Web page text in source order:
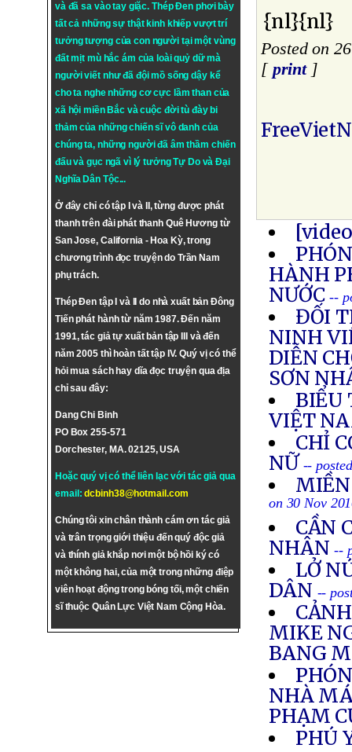
và đã sa vào tay giặc. Thép Đen phơi bày
tất cả những sự thật kinh khiếp vượt trí
tưởng tượng của con người tại một vùng
đất mịt mù hắc ám của loài quỷ dữ mà
người viết như đã đội mồ sống dậy kể
cho ta nghe những cơ cực lầm than của
xã hội miền Bắc và cuộc đời tù đày bi
thảm của những chiến sĩ vô danh của
chúng ta, những người đã âm thầm chiến
đấu và gục ngã vì lý tưởngTự DovàĐại
Nghĩa Dân Tộc...
Ở đây chỉ có tập I và II, từng được phát
thanh trên đài phát thanh Quê Hương từ
San Jose, California - Hoa Kỳ, trong
chương trình đọc truyện do Trần Nam
phụ trách.
Thép Đen tập I và II do nhà xuất bản Đông
Tiến phát hành từ năm 1987. Đến năm
1991, tác giả tự xuất bản tập III và đến
năm 2005 thì hoàn tất tập IV. Quý vị có thể
hỏi mua sách hay dĩa đọc truyện qua địa
chỉ sau đây:
Dang Chi Binh
PO Box 255-571
Dorchester, MA. 02125, USA
Hoặc quý vị có thể liên lạc với tác giả qua
email:dcbinh38@hotmail.com
Chúng tôi xin chân thành cám ơn tác giả
và trân trọng giới thiệu đến quý độc giả
và thính giả khắp nơi một bộ hồi ký có
một không hai, của một trong những điệp
viên hoạt động trong bóng tối, một chiến
sĩ thuộc Quân Lực Việt Nam Cộng Hòa.
{nl}{nl}
Posted on
[ print]
HÀNH
NƯỚC --
ĐỐI
NINH
DIỄN
SƠN
BIỂU
VIỆT
CHỈ
NỮ --
on 30 Nov
CẦN
NHÂN --
LỞ
DÂN --
MIKE
BANG
NHÀ
PHẠM
PHÚ